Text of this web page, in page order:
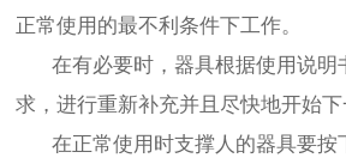
正常使用的最不利条件下工作。
在有必要时，器具根据使用说明
求，进行重新补充并且尽快地开始下
在正常使用时支撑人的器具要按